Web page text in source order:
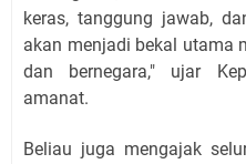
keras, tanggung jawab,
akan menjadi bekal utama
dan bernegara," ujar
amanat.
Beliau juga mengajak